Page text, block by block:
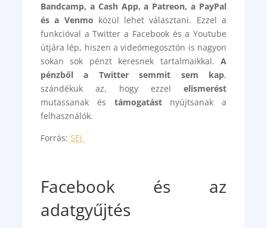
Bandcamp, a Cash App, a Patreon, a PayPal
és a Venmo közül lehet választani. Ezzel a
funkcióval a Twitter a Facebook és a Youtube
útjára lép, hiszen a videómegosztón is nagyon
sokan sok pénzt keresnek tartalmaikkal. A
pénzből a Twitter semmit sem kap,
szándékuk az, hogy ezzel elismerést
mutassanak és támogatástnyújtsanak a
felhasználók.
Forrás:SEJ
Facebook és az
adatgyűjtés